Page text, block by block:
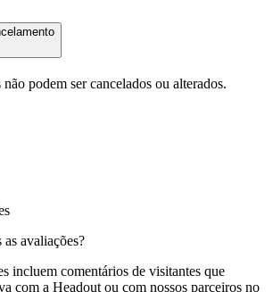
não podem ser cancelados ou alterados.
avaliações?
incluem comentários de visitantes que
com a Headout ou com nossos parceiros no